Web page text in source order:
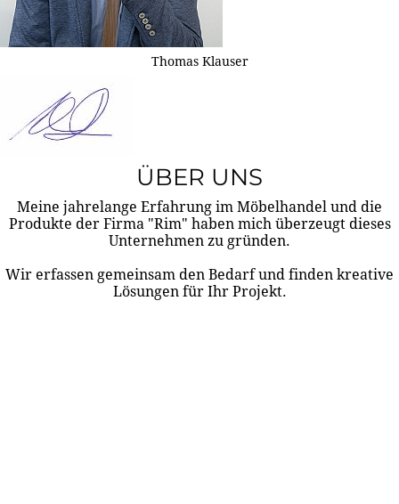
Thomas Klauser
ÜBER UNS
Meine jahrelange Erfahrung im Möbelhandel und die
Produkte der Firma "Rim" haben mich überzeugt dieses
Unternehmen zu gründen.
Wir erfassen gemeinsam den Bedarf und finden kreative
Lösungen für Ihr Projekt.